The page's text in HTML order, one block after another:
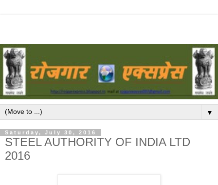
▼
Saturday, July 30, 2016
STEEL AUTHORITY OF INDIA LTD
2016